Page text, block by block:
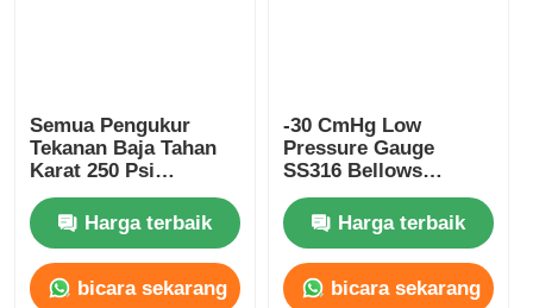
Pengukur Tekanan Bersinar Dalam Gelap
Jenis Pengukur Tekanan
Semua Pengukur
Tekanan Baja Tahan
Karat 250 Psi
Pengukur Tekanan
Dudukan Belakang
Tengah 50mm
Harga terbaik
bicara sekarang
-30 CmHg Low
Pressure Gauge
SS316 Bellows
Manometer Radial
Pressure Gauge
Harga terbaik
bicara sekarang